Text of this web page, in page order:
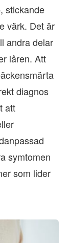
stickande
värk. Det är
andra delar
låren. Att
diagnos
att
symtomen
som lider